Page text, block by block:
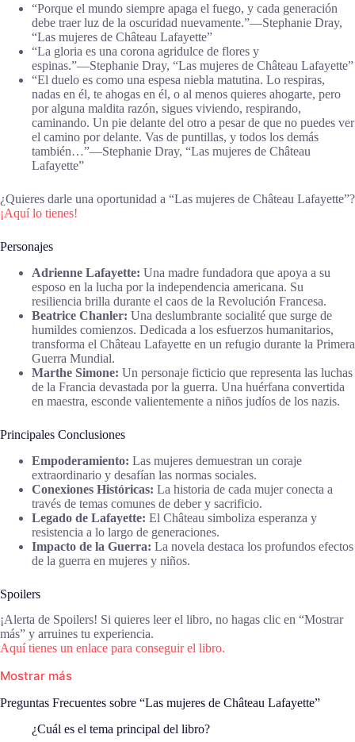
“Porque el mundo siempre apaga el fuego, y cada generación
debe traer luz de la oscuridad nuevamente.”―Stephanie Dray,
“Las mujeres de Château Lafayette”
“La gloria es una corona agridulce de flores y
espinas.”―Stephanie Dray, “Las mujeres de Château Lafayette”
“El duelo es como una espesa niebla matutina. Lo respiras,
nadas en él, te ahogas en él, o al menos quieres ahogarte, pero
por alguna maldita razón, sigues viviendo, respirando,
caminando. Un pie delante del otro a pesar de que no puedes ver
el camino por delante. Vas de puntillas, y todos los demás
también…”―Stephanie Dray, “Las mujeres de Château
Lafayette”
¿Quieres darle una oportunidad a “Las mujeres de Château Lafayette”?
¡Aquí lo tienes!
Personajes
Adrienne Lafayette: Una madre fundadora que apoya a su
esposo en la lucha por la independencia americana. Su
resiliencia brilla durante el caos de la Revolución Francesa.
Beatrice Chanler: Una deslumbrante socialité que surge de
humildes comienzos. Dedicada a los esfuerzos humanitarios,
transforma el Château Lafayette en un refugio durante la Primera
Guerra Mundial.
Marthe Simone: Un personaje ficticio que representa las luchas
de la Francia devastada por la guerra. Una huérfana convertida
en maestra, esconde valientemente a niños judíos de los nazis.
Principales Conclusiones
Empoderamiento: Las mujeres demuestran un coraje
extraordinario y desafían las normas sociales.
Conexiones Históricas: La historia de cada mujer conecta a
través de temas comunes de deber y sacrificio.
Legado de Lafayette: El Château simboliza esperanza y
resistencia a lo largo de generaciones.
Impacto de la Guerra: La novela destaca los profundos efectos
de la guerra en mujeres y niños.
Spoilers
¡Alerta de Spoilers! Si quieres leer el libro, no hagas clic en “Mostrar
más” y arruines tu experiencia.
Aquí tienes un enlace para conseguir el libro.
Mostrar más
Preguntas Frecuentes sobre “Las mujeres de Château Lafayette”
¿Cuál es el tema principal del libro?